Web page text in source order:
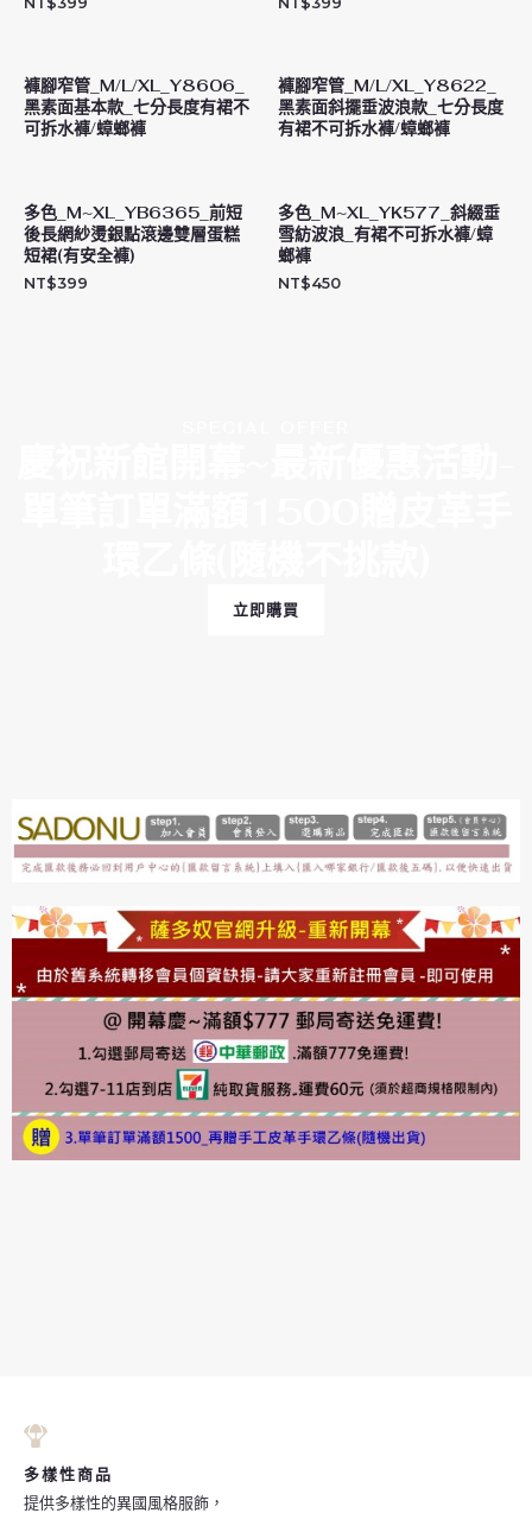
褲腳窄管_M/L/XL_Y8606_
黑素面基本款_七分長度有裙不
可拆水褲/蟑螂褲
褲腳窄管_M/L/XL_Y8622_
黑素面斜擺垂波浪款_七分長度
有裙不可拆水褲/蟑螂褲
多色_M~XL_YB6365_前短
後長網紗燙銀點滾邊雙層蛋糕
短裙(有安全褲)
NT$399
多色_M~XL_YK577_斜綴垂
雪紡波浪_有裙不可拆水褲/蟑
螂褲
NT$450
立即購買
多樣性商品
提供多樣性的異國風格服飾，